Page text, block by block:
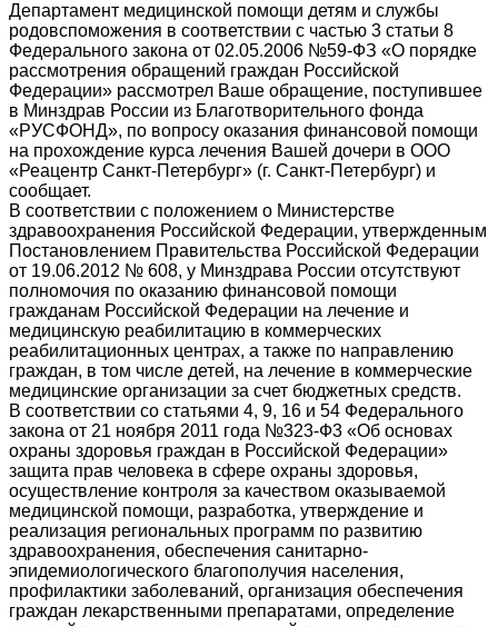
Департамент медицинской помощи детям и службы
родовспоможения в соответствии с частью 3 статьи 8
Федерального закона от 02.05.2006 №59-ФЗ «О порядке
рассмотрения обращений граждан Российской
Федерации» рассмотрел Ваше обращение, поступившее
в Минздрав России из Благотворительного фонда
«РУСФОНД», по вопросу оказания финансовой помощи
на прохождение курса лечения Вашей дочери в ООО
«Реацентр Санкт-Петербург» (г. Санкт-Петербург) и
сообщает.
В соответствии с положением о Министерстве
здравоохранения Российской Федерации, утвержденным
Постановлением Правительства Российской Федерации
от 19.06.2012 № 608, у Минздрава России отсутствуют
полномочия по оказанию финансовой помощи
гражданам Российской Федерации на лечение и
медицинскую реабилитацию в коммерческих
реабилитационных центрах, а также по направлению
граждан, в том числе детей, на лечение в коммерческие
медицинские организации за счет бюджетных средств.
В соответствии со статьями 4, 9, 16 и 54 Федерального
закона от 21 ноября 2011 года №323-Ф3 «Об основах
охраны здоровья граждан в Российской Федерации»
защита прав человека в сфере охраны здоровья,
осуществление контроля за качеством оказываемой
медицинской помощи, разработка, утверждение и
реализация региональных программ по развитию
здравоохранения, обеспечения санитарно-
эпидемиологического благополучия населения,
профилактики заболеваний, организация обеспечения
граждан лекарственными препаратами, определение